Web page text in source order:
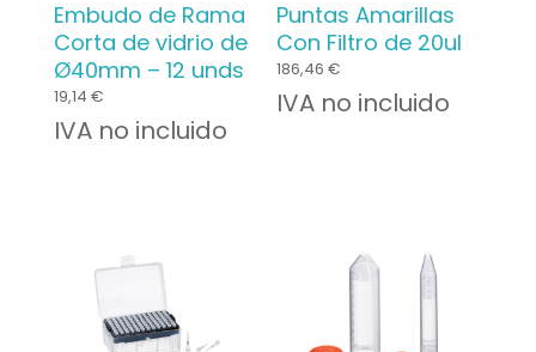
Embudo de Rama
Corta de vidrio de
Ø40mm – 12 unds
19,14 €
IVA no incluido
Puntas Amarillas
Con Filtro de 20ul
186,46€
IVA no incluido